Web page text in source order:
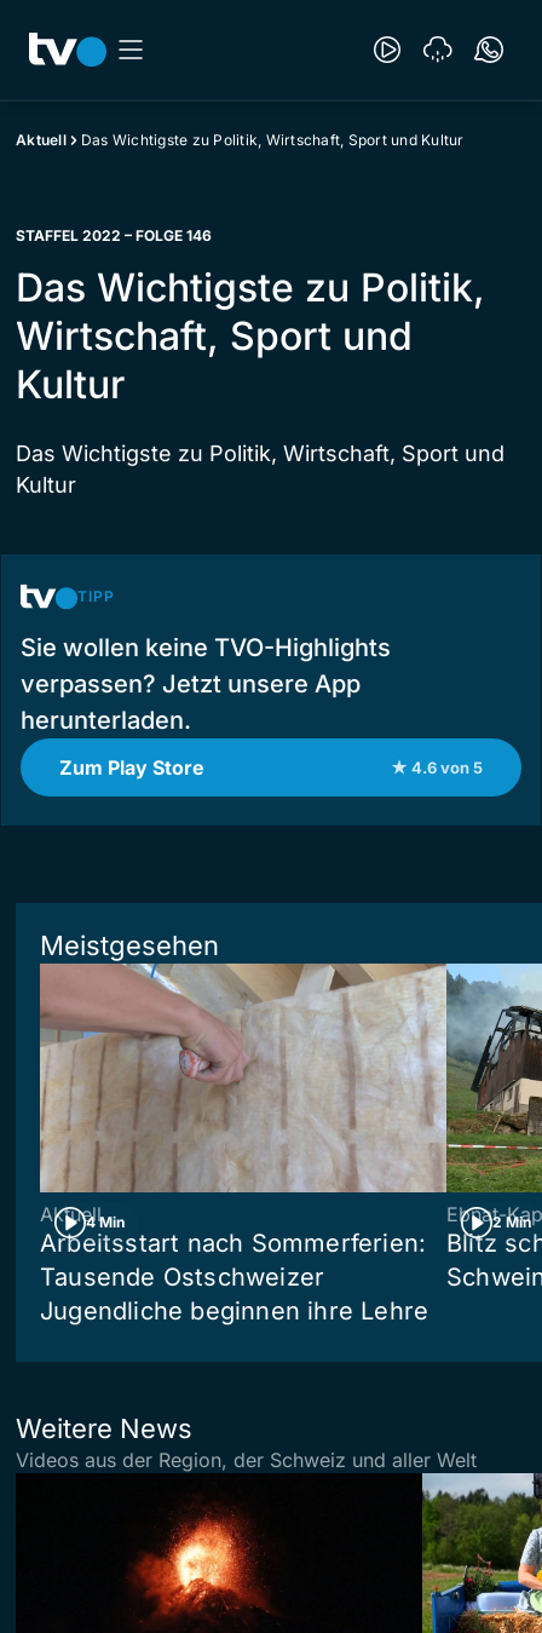
Aktuell Das Wichtigste zu Politik, Wirtschaft, Sport und Kultur
STAFFEL 2022 – FOLGE 146
Das Wichtigste zu Politik,
Wirtschaft, Sport und
Kultur
Das Wichtigste zu Politik, Wirtschaft, Sport und
Kultur
TIPP
Sie wollen keine TVO-Highlights
verpassen? Jetzt unsere App
herunterladen.
Zum Play Store ★ 4.6 von 5
Meistgesehen
4 Min
Aktuell
Arbeitsstart nach Sommerferien:
Tausende Ostschweizer
Jugendliche beginnen ihre Lehre
2 Min
Ebnat-
Blitz
Weitere News
Videos aus der Region, der Schweiz und aller Welt